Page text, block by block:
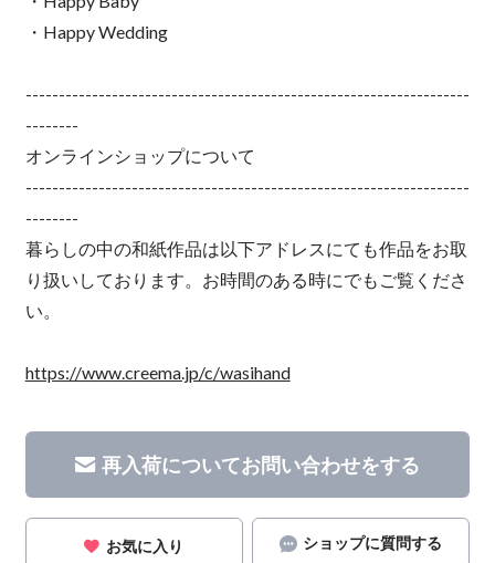
・Happy Wedding
-------------------------------------------------------------------
--------
オンラインショップについて
-------------------------------------------------------------------
--------
暮らしの中の和紙作品は以下アドレスにても作品をお取
り扱いしております。お時間のある時にでもご覧くださ
い。
https://www.creema.jp/c/wasihand
再入荷についてお問い合わせをする
お気に入り ショップに質問する